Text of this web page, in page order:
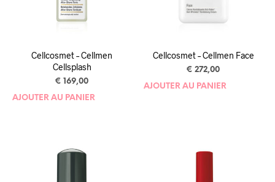
Cellcosmet – Cellmen
Cellsplash
€ 169,00
AJOUTER AU PANIER
Cellcosmet – Cellmen Face
€ 272,00
AJOUTER AU PANIER